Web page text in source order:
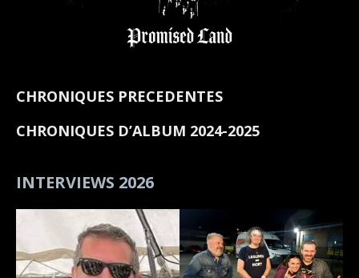
CHRONIQUES PRECEDENTES
CHRONIQUES D’ALBUM 2024-2025
INTERVIEWS 2026